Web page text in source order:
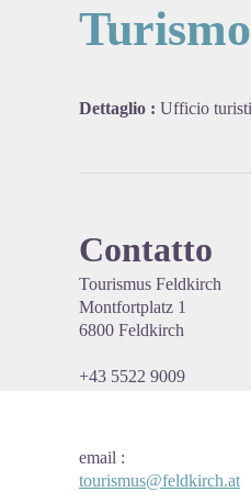
Dettaglio : Ufficio
Contatto
Tourismus Feldkirch
Montfortplatz 1
6800 Feldkirch
+43 5522 9009
email :
tourismus@feldkirch.at